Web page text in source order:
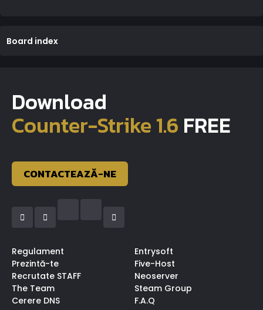
Board index
Download
Counter-Strike 1.6 FREE
CONTACTEAZĂ-NE
Regulament
Prezintă-te
Recrutate STAFF
The Team
Cerere DNS
Entrysoft
Five-Host
Neoserver
Steam Group
F.A.Q